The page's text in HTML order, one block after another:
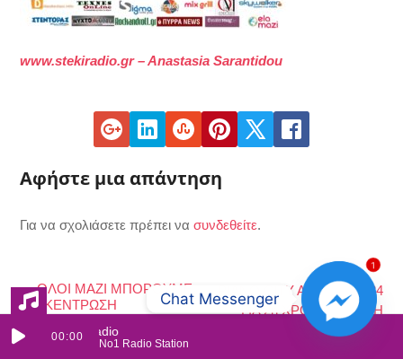
www.stekiradio.gr – Anastasia Sarantidou
Αφήστε μια απάντηση
Για να σχολιάσετε πρέπει νασυνδεθείτε.
←ΟΛΟΙ ΜΑΖΙ ΜΠΟΡΟΥΜΕ
ΣΥΓΚΕΝΤΡΩΣΗ
PIANO CITY ATHENS 2024
ΓΙΑ 2η ΧΡΟΝΙΑ, ΟΛΗ Η
ΠΟΛΗ ΜΙΑ ΤΕΡΑΣΤΙΑ
00:00
Steki Radio
No1 Radio Station
1
Chat Messenger